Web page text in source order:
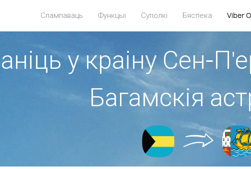
Спампаваць Функцыі Суполкі Бяспека Viber
у краіну Сен-
Багамскія